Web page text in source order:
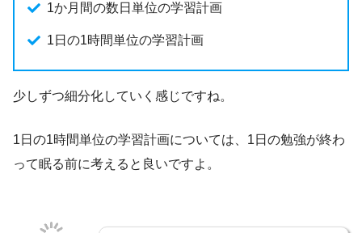
1か月間の数日単位の学習計画
1日の1時間単位の学習計画
少しずつ細分化していく感じですね。
1日の1時間単位の学習計画については、1日の勉強が終わ
って眠る前に考えると良いですよ。